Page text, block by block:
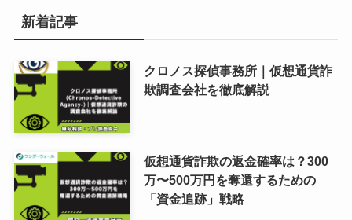
新着記事
クロノス探偵事務所｜仮想通貨詐
欺調査会社を徹底解説
仮想通貨詐欺の返金確率は？300
万〜500万円を奪還するための
「資金追跡」戦略